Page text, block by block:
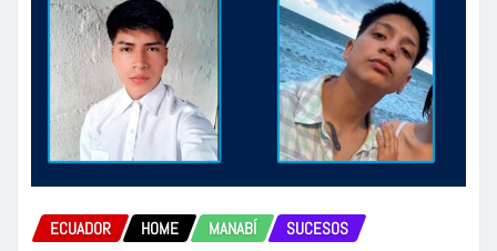
ECUADOR HOME MANABÍ SUCESOS